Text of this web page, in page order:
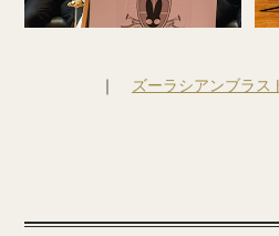
｜ ズーラシアンブラス